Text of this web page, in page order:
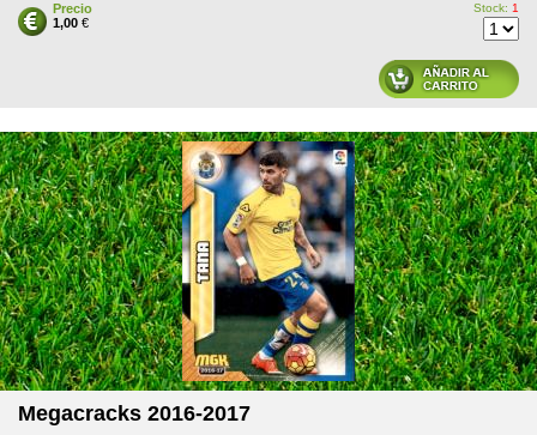
Precio
1,00 €
Stock: 1
Megacracks 2016-2017